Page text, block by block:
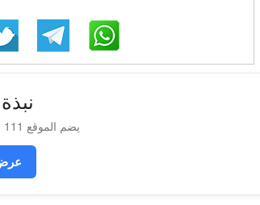
يضم الموقع 111 حكمة واقتباسًا منسوبة إلى عمرو الجندي